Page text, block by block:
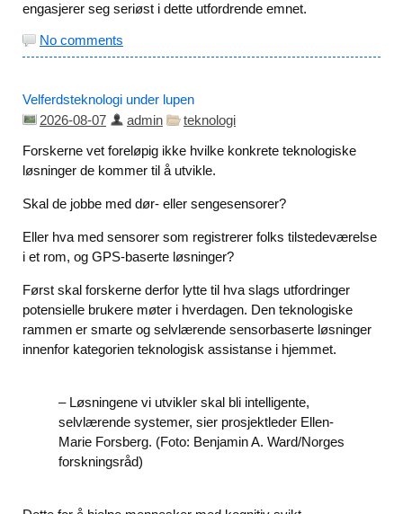
engasjerer seg seriøst i dette utfordrende emnet.
No comments
Velferdsteknologi under lupen
2026-08-07
admin
teknologi
Forskerne vet foreløpig ikke hvilke konkrete teknologiske
løsninger de kommer til å utvikle.
Skal de jobbe med dør- eller sengesensorer?
Eller hva med sensorer som registrerer folks tilstedeværelse
i et rom, og GPS-baserte løsninger?
Først skal forskerne derfor lytte til hva slags utfordringer
potensielle brukere møter i hverdagen. Den teknologiske
rammen er smarte og selvlærende sensorbaserte løsninger
innenfor kategorien teknologisk assistanse i hjemmet.
– Løsningene vi utvikler skal bli intelligente,
selvlærende systemer, sier prosjektleder Ellen-
Marie Forsberg. (Foto: Benjamin A. Ward/Norges
forskningsråd)